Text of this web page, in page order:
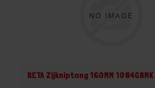
BETA Zijkniptang 160MM